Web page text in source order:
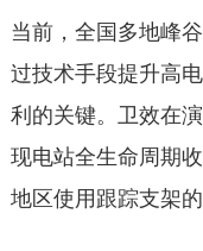
当前，全国多地峰
过技术手段提升高
利的关键。卫效在
现电站全生命周期
地区使用跟踪支架的